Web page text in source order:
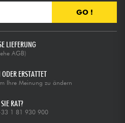
GO !
LIEFERUNG
AGB)
ERSTATTET
Ihre Meinung zu ändern
RAT?
1 81 930 900